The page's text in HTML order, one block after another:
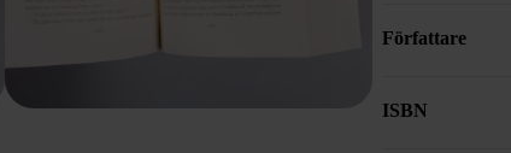
Författare
ISBN